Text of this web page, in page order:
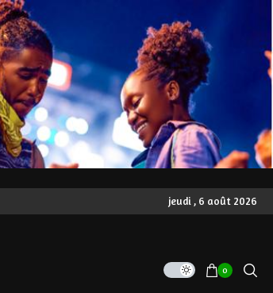
jeudi , 6 août 2026
0